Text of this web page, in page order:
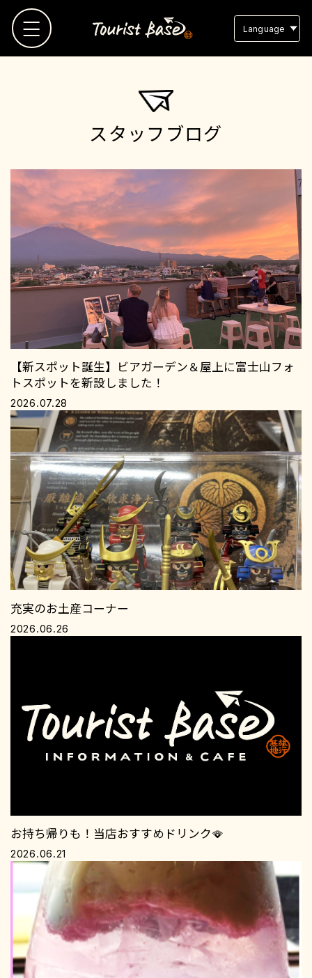
観光地MAP
観光地リスト
お気に入り
スタッフブログ
よくある質問
Language
スタッフブログ
【新スポット誕生】ビアガーデン＆屋上に富士山フォ
トスポットを新設しました！
2026.07.28
充実のお土産コーナー
2026.06.26
お持ち帰りも！当店おすすめドリンク🪭
2026.06.21